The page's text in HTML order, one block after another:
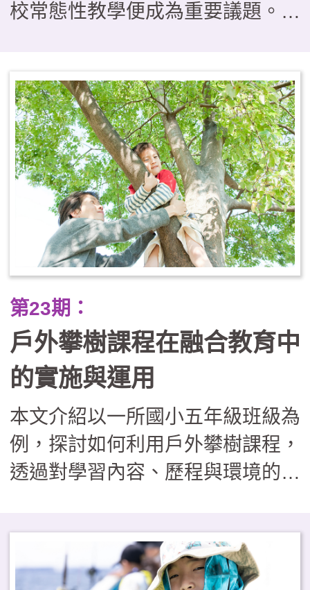
校常態性教學便成為重要議題。本
育課程的推動歷程。
第23期：
戶外攀樹課程在融合教育中
的實施與運用
本文介紹以一所國小五年級班級為
例，探討如何利用戶外攀樹課程，
透過對學習內容、歷程與環境的適
共同參與。文中也分享了如何透過
課程調整與設計，落實多元包容價
值，為戶外教育轉化為融合教育實